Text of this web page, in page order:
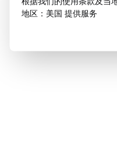
地区：美国 提供服务